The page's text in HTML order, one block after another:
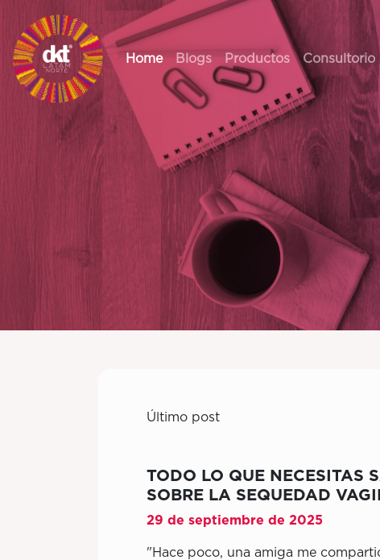
Home Blogs Productos Consultorio
Último post
TODO LO QUE NECESITAS
SOBRE LA SEQUEDAD
29 de septiembre de 2025
"Hace poco, una amiga me